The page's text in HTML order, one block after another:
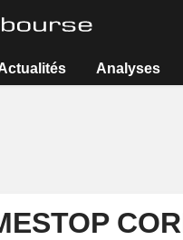
Analyses